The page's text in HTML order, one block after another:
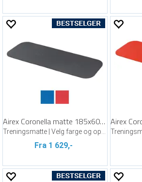
Airex Coronella matte 185x60x1,5 cm
Fra 1 629,-